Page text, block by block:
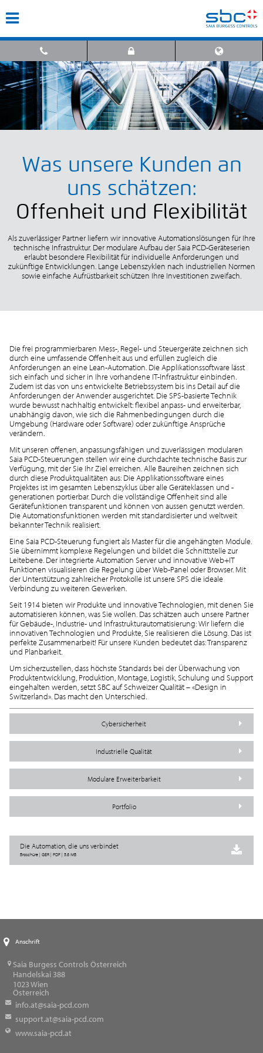
Was unsere Kunden an
uns schätzen:
Offenheit und Flexibilität
Als zuverlässiger Partner liefern wir innovative Automationslösungen für Ihre
technische Infrastruktur. Der modulare Aufbau der Saia PCD-Geräteserien
erlaubt besondere Flexibilität für individuelle Anforderungen und
zukünftige Entwicklungen. Lange Lebenszyklen nach industriellen Normen
sowie einfache Aufrüstbarkeit schützen Ihre Investitionen zweifach.
Die frei programmierbaren Mess-, Regel- und Steuergeräte zeichnen sich
durch eine umfassende Offenheit aus und erfüllen zugleich die
Anforderungen an eine Lean-Automation. Die Applikationssoftware lässt
sich einfach und sicher in Ihre vorhandene IT-Infrastruktur einbinden.
Zudem ist das von uns entwickelte Betriebssystem bis ins Detail auf die
Anforderungen der Anwender ausgerichtet. Die SPS-basierte Technik
wurde bewusst nachhaltig entwickelt: flexibel anpass- und erweiterbar,
unabhängig davon, wie sich die Rahmenbedingungen durch die
Umgebung (Hardware oder Software) oder zukünftige Ansprüche
verändern.
Mit unseren offenen, anpassungsfähigen und zuverlässigen modularen
Saia PCD-Steuerungen stellen wir eine durchdachte technische Basis zur
Verfügung, mit der Sie Ihr Ziel erreichen. Alle Baureihen zeichnen sich
durch diese Produktqualitäten aus: Die Applikationssoftware eines
Projektes ist im gesamten Lebenszyklus über alle Geräteklassen und -
generationen portierbar. Durch die vollständige Offenheit sind alle
Gerätefunktionen transparent und können von aussen genutzt werden.
Die Automationsfunktionen werden mit standardisierter und weltweit
bekannter Technik realisiert.
Eine Saia PCD-Steuerung fungiert als Master für die angehängten Module.
Sie übernimmt komplexe Regelungen und bildet die Schnittstelle zur
Leitebene. Der integrierte Automation Server und innovative Web+IT
Funktionen visualisieren die Regelung über Web-Panel oder Browser. Mit
der Unterstützung zahlreicher Protokolle ist unsere SPS die ideale
Verbindung zu weiteren Gewerken.
Seit 1914 bieten wir Produkte und innovative Technologien, mit denen Sie
automatisieren können, was Sie wollen. Das schätzen auch unsere Partner
für Gebäude-, Industrie- und Infrastrukturautomatisierung: Wir liefern die
innovativen Technologien und Produkte, Sie realisieren die Lösung. Das ist
perfekte Zusammenarbeit! Für unsere Kunden bedeutet das: Transparenz
und Planbarkeit.
Um sicherzustellen, dass höchste Standards bei der Überwachung von
Produktentwicklung, Produktion, Montage, Logistik, Schulung und Support
eingehalten werden, setzt SBC auf Schweizer Qualität – «Design in
Switzerland». Das macht den Unterschied.
Cybersicherheit
Industrielle Qualität
Modulare Erweiterbarkeit
Portfolio
Die Automation, die uns verbindet
Broschüre | GER | PDF | 5.6 MB
Anschrift
Saia Burgess Controls Österreich
Handelskai 388
1023Wien
Österreich
info.at@saia-pcd.com
support.at@saia-pcd.com
www.saia-pcd.at